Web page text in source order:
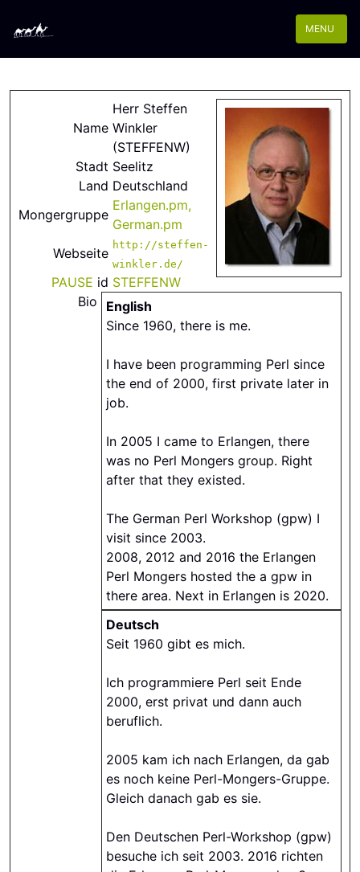
MENU
Name
Herr Steffen
Winkler
(‎STEFFENW‎)
Stadt Seelitz
Land Deutschland
Mongergruppe
Erlangen.pm,
German.pm
Webseite
http://steffen-
winkler.de/
PAUSE id STEFFENW
Bio
English
Since 1960, there is me.
I have been programming Perl since
the end of 2000, first private later in
job.
In 2005 I came to Erlangen, there
was no Perl Mongers group. Right
after that they existed.
The German Perl Workshop (gpw) I
visit since 2003.
2008, 2012 and 2016 the Erlangen
Perl Mongers hosted the a gpw in
there area. Next in Erlangen is 2020.
Deutsch
Seit 1960 gibt es mich.
Ich programmiere Perl seit Ende
2000, erst privat und dann auch
beruflich.
2005 kam ich nach Erlangen, da gab
es noch keine Perl-Mongers-Gruppe.
Gleich danach gab es sie.
Den Deutschen Perl-Workshop (gpw)
besuche ich seit 2003. 2016 richten